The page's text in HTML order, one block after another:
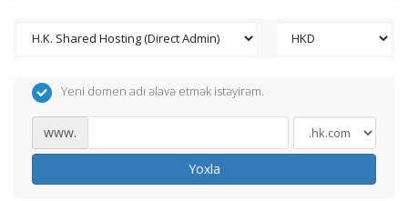
Yeni domen adı əlavə etmək istəyirəm.
www.
Yoxla